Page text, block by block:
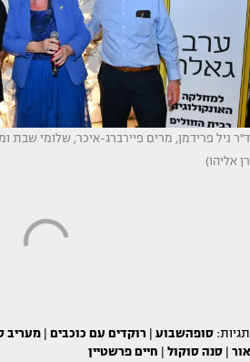
ד''ר ניל פרידמן, מרים פיירברג-איכר, שלומי שבת
רן אליהו)
תגיות: סופהשבוע רוקדים עם כוכבים מעריב
אור
סנה סוקול חיים פרשטיין